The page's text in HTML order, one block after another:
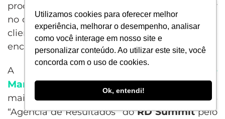
Utilizamos cookies para oferecer melhor
experiência, melhorar o desempenho, analisar
como você interage em nosso site e
personalizar conteúdo. Ao utilizar este site, você
concorda com o uso de cookies.
Ok, entendi!
produto/serviço oferecido. É necessário pensar
no cliente e principalmente no cliente do seu
cliente, pois sucesso vem de satisfação e
encantamento dessas pessoas.
A
estratégias de
Marketing Digital
Criação de sites há
mais de 12 anos. Fomos indicados ao prêmio
“Agência de Resultados” doRD Summitpelo